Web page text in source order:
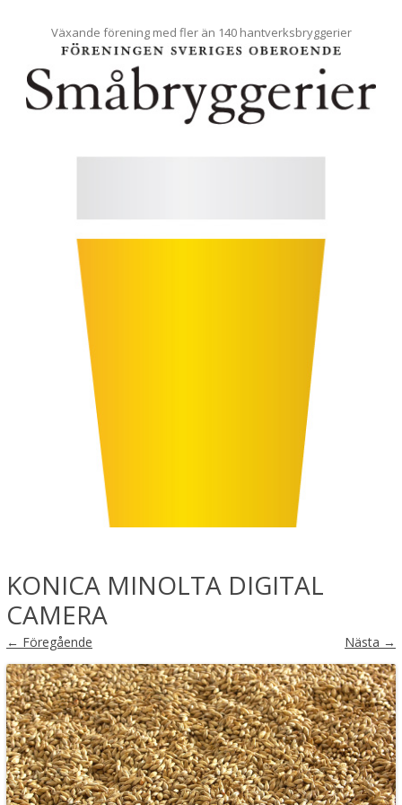
Växande förening med fler än 140 hantverksbryggerier
KONICA MINOLTA DIGITAL
CAMERA
← Föregående Nästa →